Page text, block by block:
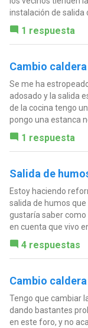
instalación de salida
1 respuesta
Cambio
Se me ha
adosado y la salida
de la cocina tengo
pongo una estanca
1 respuesta
Salida de
Estoy haciendo
salida de humos
gustaría saber
en cuenta que vivo
4 respuestas
Cambio
Tengo que cambiar
dando bastantes
en este foro, y no